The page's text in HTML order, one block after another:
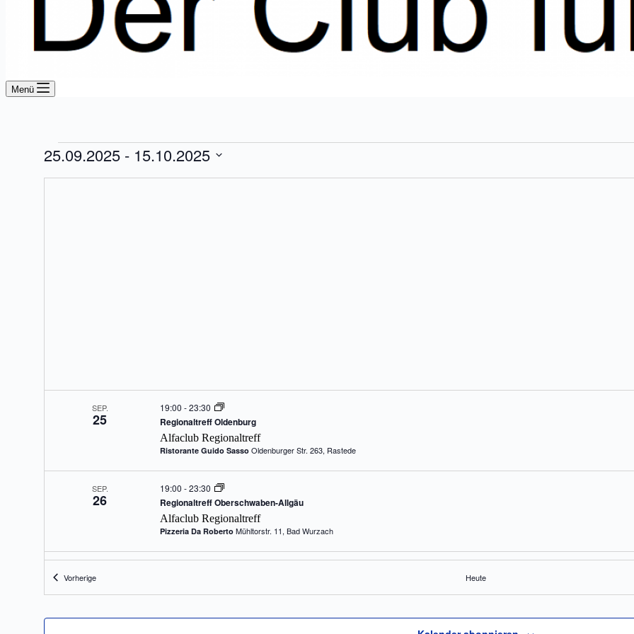
Menü
Veranstaltungen
25.09.2025 - 15.10.2025
SEP.
25 Regionaltreff Oldenburg
19:00-23:30
Alfaclub Regionaltreff
Ristorante Guido Sasso Oldenburger Str. 263, Rastede
SEP.
26 Regionaltreff Oberschwaben-Allgäu
19:00-23:30
Alfaclub Regionaltreff
Pizzeria Da Roberto Mühltorstr. 11, Bad Wurzach
26
Alfaclub Regionaltreff
VorherigeVeranstaltungen Heute